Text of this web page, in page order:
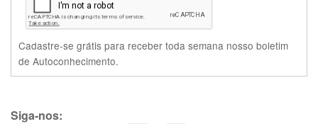
Cadastre-se grátis para receber toda semana nosso boletim
de Autoconhecimento.
Siga-nos: